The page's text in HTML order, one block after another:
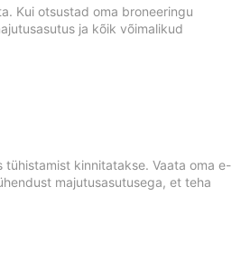
Kui otsustad oma broneeringu
ja kõik võimalikud
kinnitatakse. Vaata oma e-
majutusasutusega, et teha